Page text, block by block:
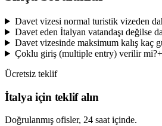
Davet vizesi normal turistik vizeden
Davet eden İtalyan vatandaşı değilse
Davet vizesinde maksimum kalış kaç
Çoklu giriş (multiple entry) verilir mi?+
Ücretsiz teklif
İtalya için teklif alın
Doğrulanmış ofisler, 24 saat içinde.